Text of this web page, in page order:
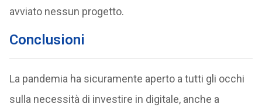
avviato nessun progetto.
Conclusioni
La pandemia ha sicuramente aperto a tutti gli occhi
sulla necessità di investire in digitale, anche a